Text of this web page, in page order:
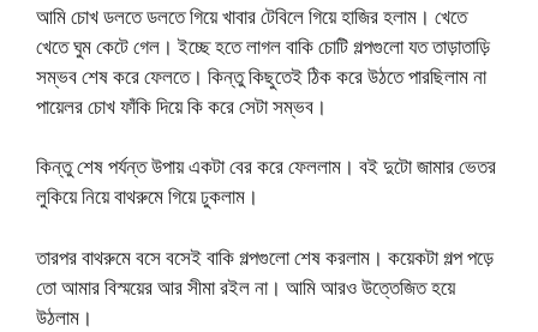
আমি চোখ ডলতে ডলতে গিয়ে খাবার টেবিলে গিয়ে হাজির হলাম। খেতে
খেতে ঘুম কেটে গেল। ইচ্ছে হতে লাগল বাকি চোটি গল্পগুলো যত তাড়াতাড়ি
সম্ভব শেষ করে ফেলতে। কিন্তু কিছুতেই ঠিক করে উঠতে পারছিলাম না
পায়েলর চোখ ফাঁকি দিয়ে কি করে সেটা সম্ভব।
কিন্তু শেষ পর্যন্ত উপায় একটা বের করে ফেললাম। বই দুটো জামার ভেতর
লুকিয়ে নিয়ে বাথরুমে গিয়ে ঢুকলাম।
তারপর বাথরুমে বসে বসেই বাকি গল্পগুলো শেষ করলাম। কয়েকটা গল্প পড়ে
তো আমার বিস্ময়ের আর সীমা রইল না। আমি আরও উত্তেজিত হয়ে
উঠলাম।